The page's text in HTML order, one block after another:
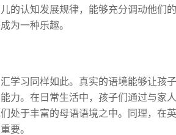
的认知发展规律，能够充分调动他们
为一种乐趣。
学习同样如此。真实的语境能够让孩
力。在日常生活中，孩子们通过与家
处于丰富的母语语境之中。同理，在英
要。